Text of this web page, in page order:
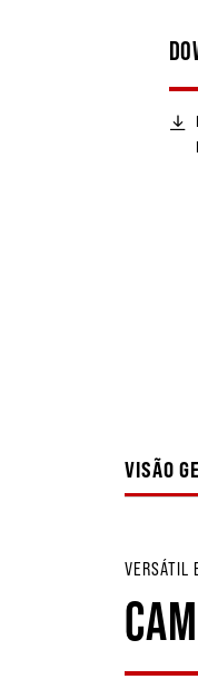
VISÃO
VERSÁTIL